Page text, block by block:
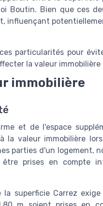
Boutin. Bien que ces
influençant
particularités pour
la valeur immobilière
immobilière
et de l'espace
la valeur immobilière
parties d'un logement,
prises en compte
la superficie Carrez